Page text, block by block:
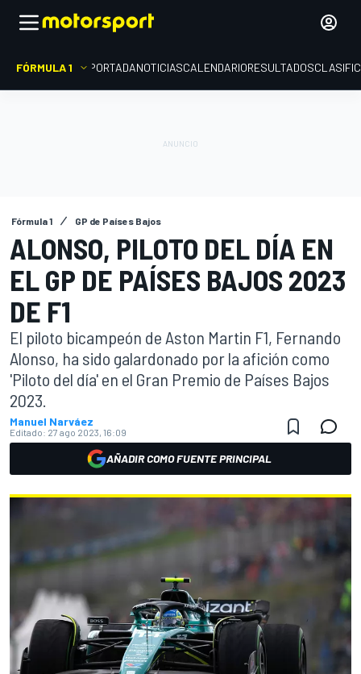
FÓRMULA 1 PORTADANOTICIASCALENDARIORESULTADOS
Fórmula 1 GP de Países Bajos
ALONSO, PILOTO DEL DÍA EN
EL GP DE PAÍSES BAJOS 2023
DE F1
El piloto bicampeón de Aston Martin F1, Fernando
Alonso, ha sido galardonado por la afición como
'Piloto del día' en el Gran Premio de Países Bajos
2023.
Manuel Narváez
Editado: 27 ago 2023, 16:09
AÑADIR COMO FUENTE PRINCIPAL